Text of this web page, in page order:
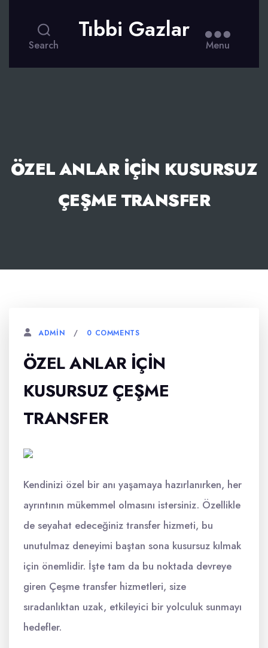
Search
Tıbbi Gazlar
Menu
ÖZEL ANLAR İÇIN KUSURSUZ
ÇEŞME TRANSFER
ADMIN 0 COMMENTS
ÖZEL ANLAR İÇIN
KUSURSUZ ÇEŞME
TRANSFER
Kendinizi özel bir anı yaşamaya hazırlanırken, her
ayrıntının mükemmel olmasını istersiniz. Özellikle
de seyahat edeceğiniz transfer hizmeti, bu
unutulmaz deneyimi baştan sona kusursuz kılmak
için önemlidir. İşte tam da bu noktada devreye
giren Çeşme transfer hizmetleri, size
sıradanlıktan uzak, etkileyici bir yolculuk sunmayı
hedefler.